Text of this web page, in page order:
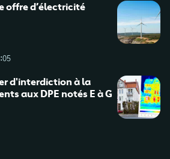
offre d’électricité
d'interdiction à la
aux DPE notés E à G